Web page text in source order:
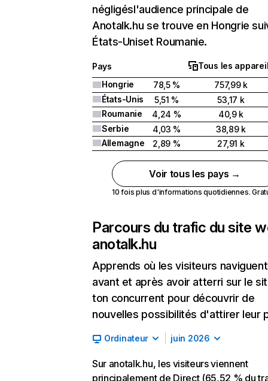
négligésl'audience principale de
Anotalk.hu se trouve en Hongrie
États-Uniset Roumanie.
Pays
Tous les
Hongrie
78,5 %
757,99 k
États-Unis
5,51 %
53,17 k
Roumanie
4,24 %
40,9 k
Serbie
4,03 %
38,89 k
Allemagne
2,89 % 27,91 k
Voir tous les pays →
10 fois plus d'informations quotidiennes.
Parcours du trafic du site
anotalk.hu
Apprends où les visiteurs naviguent
avant et après avoir atterri sur le
ton concurrent pour découvrir de
nouvelles possibilités d'attirer leur
Ordinateur juin 2026
Sur anotalk.hu, les visiteurs viennent
principalement de Direct (65,52 % du